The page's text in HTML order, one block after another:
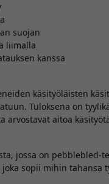
suojan
liimalla
kanssa
käsityöläisten
Tuloksena on
arvostavat aitoa
jossa on pebblebled-
sopii mihin tahansa